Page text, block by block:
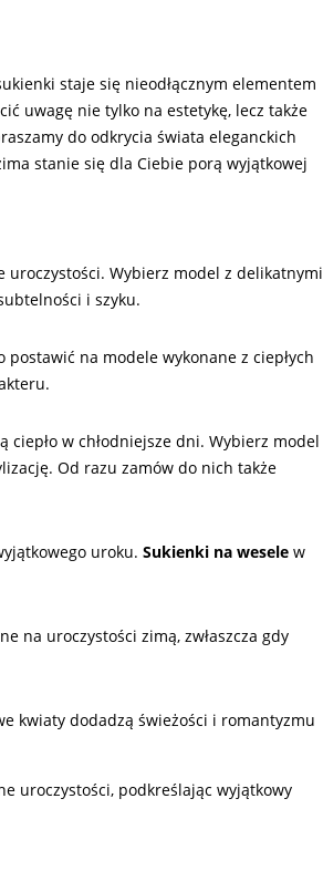
staje się nieodłącznym elementem
uwagę nie tylko na estetykę, lecz także
do odkrycia świata eleganckich
stanie się dla Ciebie porą wyjątkowej
uroczystości. Wybierz model z delikatnymi
i szyku.
na modele wykonane z ciepłych
w chłodniejsze dni. Wybierz model
Od razu zamów do nich także
uroku. Sukienki na wesele w
na uroczystości zimą, zwłaszcza gdy
kwiaty dodadzą świeżości i romantyzmu
uroczystości, podkreślając wyjątkowy